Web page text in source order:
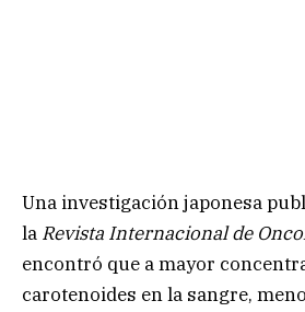
Una investigación japonesa
la Revista Internacional de
encontró que a mayor
carotenoides en la sangre,